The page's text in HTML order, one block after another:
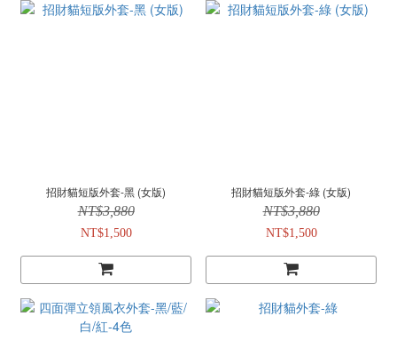
招財貓短版外套-黑 (女版)
NT$3,880
NT$1,500
招財貓短版外套-綠 (女版)
NT$3,880
NT$1,500